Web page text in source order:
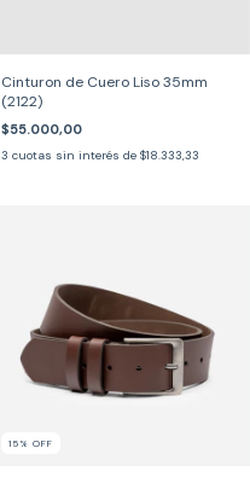
Cinturon de Cuero Liso 35mm
(2122)
$55.000,00
3 cuotas sin interés de $18.333,33
15 % OFF